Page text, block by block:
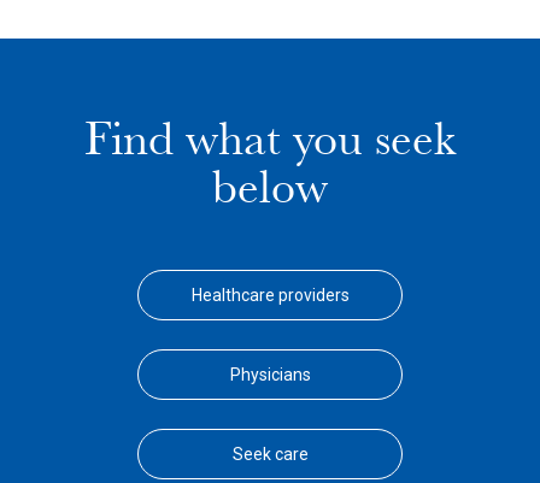
Find what you seek
below
Healthcare providers
Physicians
Seek care